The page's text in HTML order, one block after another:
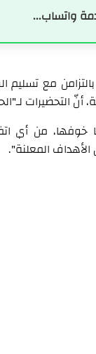
واتساب...
مع تسليم
أنّ التحضيرات
خوفها، من أي
المعلنة".